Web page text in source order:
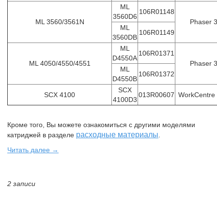
ML 3560/3561N
ML
3560D6
106R01148
Phaser
ML
3560DB
106R01149
ML 4050/4550/4551
ML
D4550A
106R01371
Phaser
ML
D4550B
106R01372
SCX 4100
SCX
4100D3
013R00607 WorkCentre
Кроме того, Вы можете ознакомиться с другими моделями
катриджей в разделе расходные материалы
Читать далее →
2 записи